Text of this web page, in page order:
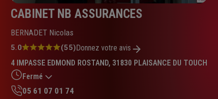
CABINET NB ASSURANCES
BERNADET Nicolas
Note
5.0
sur
5
étoiles
5.0 (55)Donnez votre avis
4 IMPASSE EDMOND ROSTAND, 31830 PLAISANCE DU TOUCH
Fermé
05 61 07 01 74